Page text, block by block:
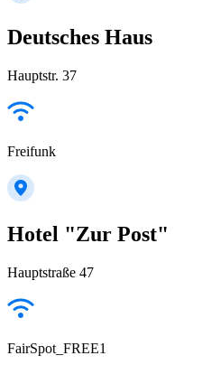
Deutsches Haus
Hauptstr. 37
Freifunk
Hotel "Zur Post"
Hauptstraße 47
FairSpot_FREE1